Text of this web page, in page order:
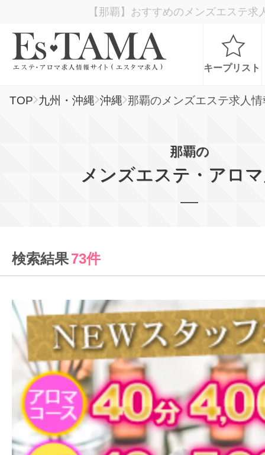
【那覇】おすすめのメンズエステ求
キープリスト
お仕事検索
スカウト型求人エスジョブ
メンズエステコラム
ログイン 新
TOP 九州・沖縄 沖縄 那覇のメンズエステ求人情
那覇の
メンズエステ・アロ
検索結果73件